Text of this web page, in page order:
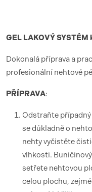
GEL LAKOVÝ SYSTÉM
Dokonalá příprava a
profesionální nehtové
PŘÍPRAVA:
Odstraňte
se důkladně o
nehty vyčistěte
vlhkosti.
setřete nehtovou
celou plochu,